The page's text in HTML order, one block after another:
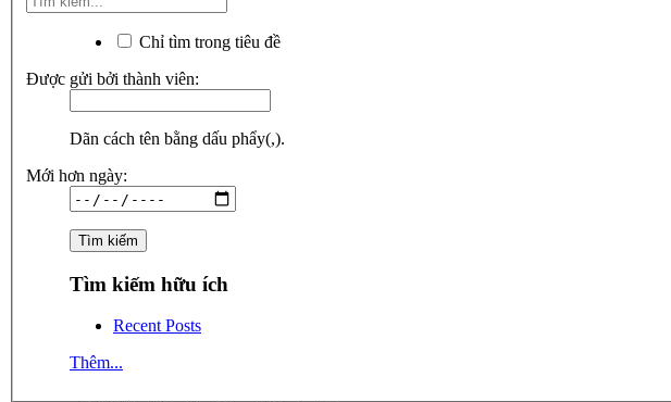
Chỉ tìm trong tiêu đề
Được gửi bởi thành viên:
Dãn cách tên bằng dấu phẩy(,).
Mới hơn ngày:
Tìm kiếm hữu ích
Recent Posts
Thêm...